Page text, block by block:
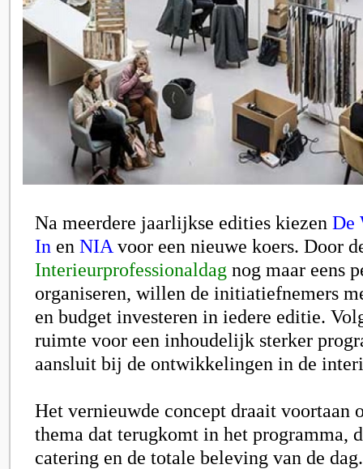
Na meerdere jaarlijkse edities kiezen De
In en NIA voor een nieuwe koers. Door
Interieurprofessionaldag nog maar eens
organiseren, willen de initiatiefnemers
en budget investeren in iedere editie.
ruimte voor een inhoudelijk sterker
aansluit bij de ontwikkelingen in de
Het vernieuwde concept draait voortaan
thema dat terugkomt in het programma,
catering en de totale beleving van de